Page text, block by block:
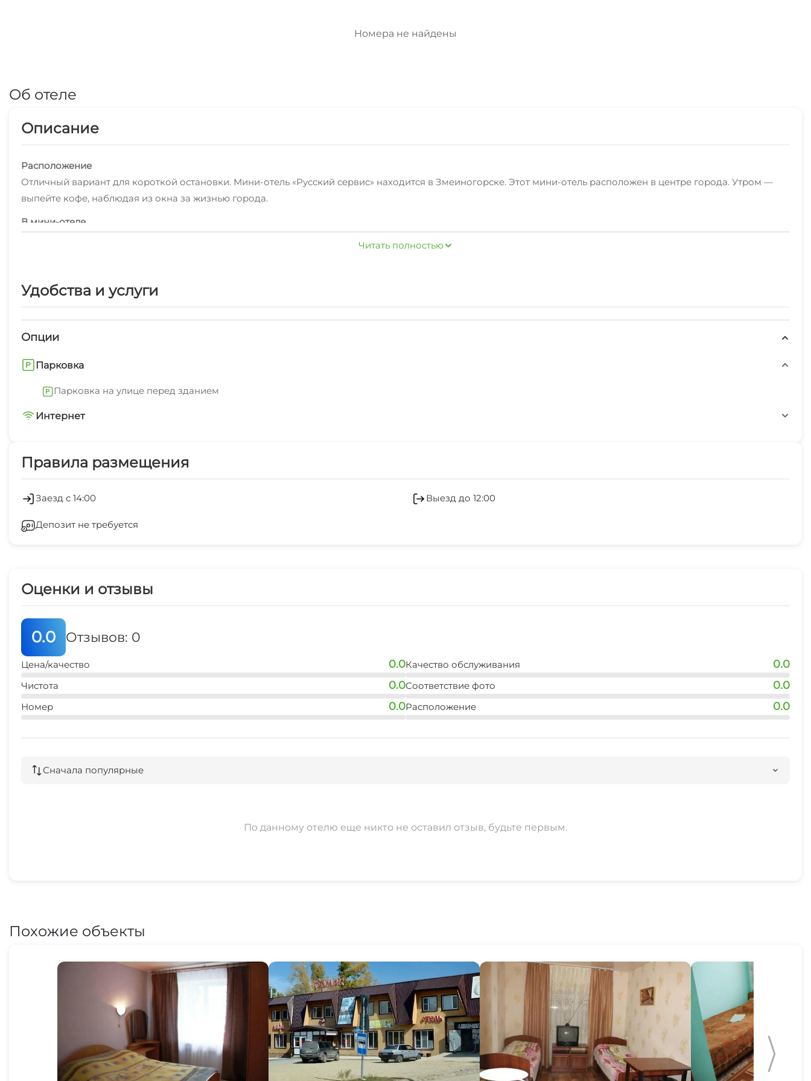
Номера не найдены
Об отеле
Описание
Расположение
Отличный вариант для короткой остановки. Мини-отель «Русский сервис» находится в Змеиногорске. Этот мини-отель расположен в центре города. Утром —
выпейте кофе, наблюдая из окна за жизнью города.
В мини-отеле
Читать полностью
Удобства и услуги
Опции
Парковка
Парковка на улице перед зданием
Интернет
Правила размещения
Заезд с 14:00 Выезд до 12:00
Депозит не требуется
Оценки и отзывы
0.0 Отзывов: 0
Цена/качество 0.0
Чистота 0.0
Номер 0.0
Качество обслуживания 0.0
Соответствие фото 0.0
Расположение 0.0
Сначала популярные
По данному отелю еще никто не оставил отзыв, будьте первым.
Похожие объекты